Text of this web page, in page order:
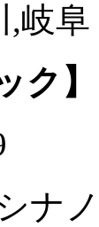
,岐阜
ク】
ナ